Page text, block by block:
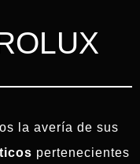
la avería de sus
pertenecientes